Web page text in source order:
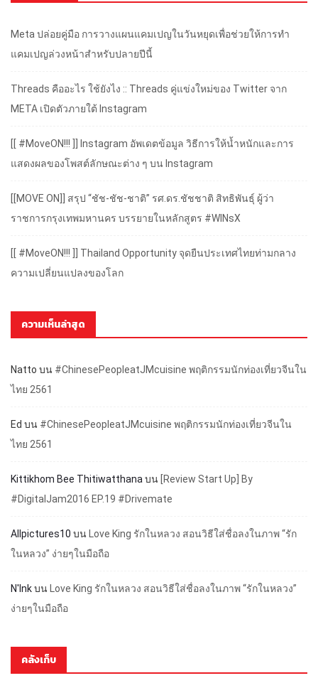
Meta ปล่อยคู่มือ การวางแผนแคมเปญในวันหยุดเพื่อช่วยให้การทำ
แคมเปญล่วงหน้าสำหรับปลายปีนี้
Threads คืออะไร ใช้ยังไง :: Threads คู่แข่งใหม่ของ Twitter จาก
META เปิดตัวภายใต้ Instagram
[[ #MoveON!!! ]] Instagram อัพเดตข้อมูล วิธีการให้น้ำหนักและการ
แสดงผลของโพสต์ลักษณะต่าง ๆ บน Instagram
[[MOVE ON]] สรุป “ชัช-ชัช-ชาติ” รศ.ดร.ชัชชาติ สิทธิพันธุ์ ผู้ว่า
ราชการกรุงเทพมหานคร บรรยายในหลักสูตร #WINsX
[[ #MoveON!!! ]] Thailand Opportunity จุดยืนประเทศไทยท่ามกลาง
ความเปลี่ยนแปลงของโลก
ความเห็นล่าสุด
Natto บน #ChinesePeopleatJMcuisine พฤติกรรมนักท่องเที่ยวจีนใน
ไทย 2561
Ed บน #ChinesePeopleatJMcuisine พฤติกรรมนักท่องเที่ยวจีนใน
ไทย 2561
Kittikhom Bee Thitiwatthana บน [Review Start Up] By
#DigitalJam2016 EP.19 #Drivemate
Allpictures10 บน
Love King รักในหลวง สอนวิธีใส่ชื่อลงในภาพ “รัก
ในหลวง” ง่ายๆในมือถือ
N'Inkบน
Love King รักในหลวง สอนวิธีใส่ชื่อลงในภาพ “รักในหลวง”
ง่ายๆในมือถือ
คลังเก็บ